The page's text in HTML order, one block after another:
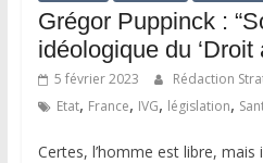
Grégor Puppinck :
idéologique du ‘Droit
5 février 2023 Rédaction
Etat, France, IVG, législation,
Certes, l’homme est libre, mais